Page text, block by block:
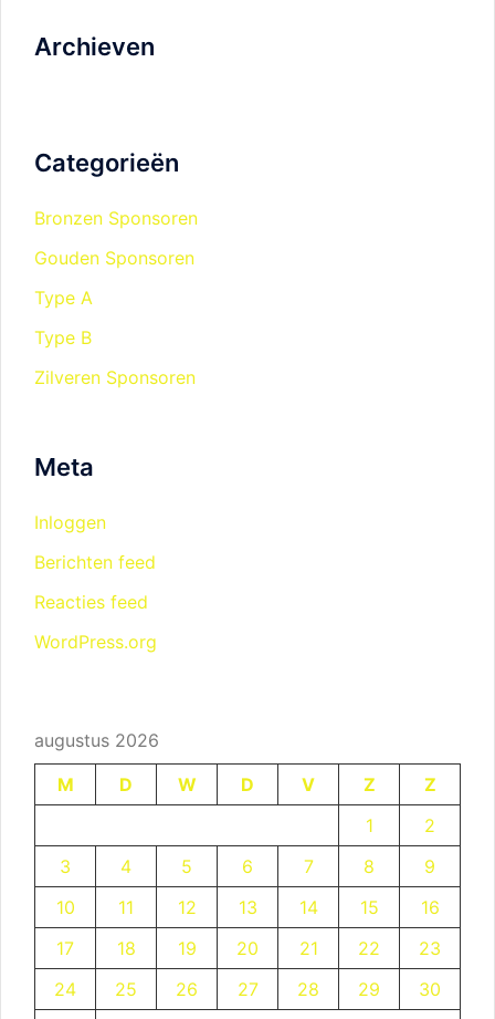
Archieven
Categorieën
Bronzen Sponsoren
Gouden Sponsoren
Type A
Type B
Zilveren Sponsoren
Meta
Inloggen
Berichten feed
Reacties feed
WordPress.org
augustus 2026
M
D W D V Z
Z
1
2
3
4 5 6 7 8
9
10
11 12 13 14 15
16
17
18 19 20 21 22
23
24
25 26 27 28 29 30